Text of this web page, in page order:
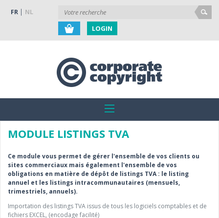
FR NL
LOGIN
MODULE LISTINGS TVA
Ce module vous permet de gérer l'ensemble de vos clients ou
sites commerciaux mais également l'ensemble de vos
obligations en matière de dépôt de listings TVA : le listing
annuel et les listings intracommunautaires (mensuels,
trimestriels, annuels).
Importation des listings TVA issus de tous les logiciels comptables et de
fichiers EXCEL, (encodage facilité)